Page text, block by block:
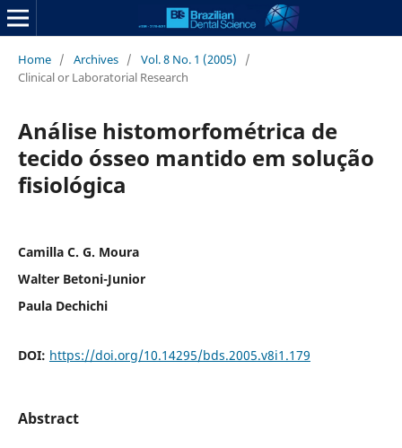
Home / Archives / Vol. 8 No. 1 (2005)
/
Clinical or Laboratorial Research
Análise histomorfométrica de
tecido ósseo mantido em solução
fisiológica
Camilla C. G. Moura
Walter Betoni-Junior
Paula Dechichi
DOI: https://doi.org/10.14295/bds.2005.v8i1.179
Abstract